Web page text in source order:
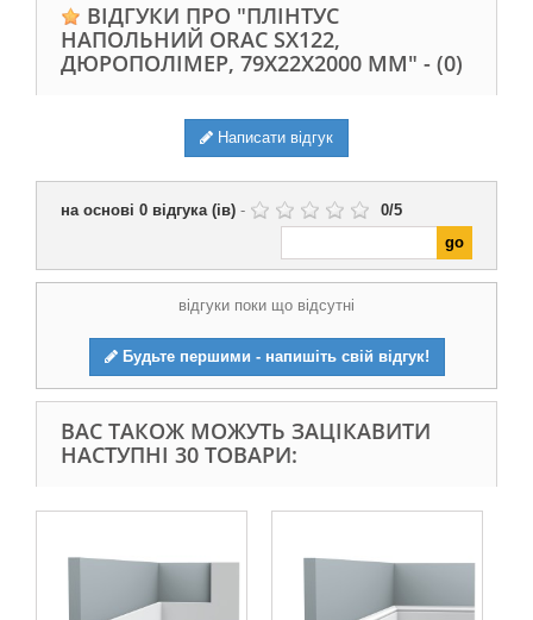
ВІДГУКИ ПРО "ПЛІНТУС
НАПОЛЬНИЙ ORAC SX122,
ДЮРОПОЛІМЕР, 79Х22Х2000 ММ" - (0)
Написати відгук
на основі 0 відгука (ів) - 0/5
відгуки поки що відсутні
Будьте першими - напишіть свій відгук!
ВАС ТАКОЖ МОЖУТЬ ЗАЦІКАВИТИ
НАСТУПНІ 30 ТОВАРИ: